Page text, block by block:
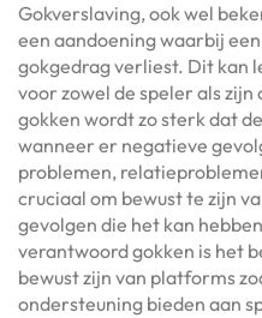
Gokverslaving, ook wel
een aandoening waarbij
gokgedrag verliest. Dit kan
voor zowel de speler als
gokken wordt zo sterk dat
wanneer er negatieve
problemen,
cruciaal om bewust te zijn
gevolgen die het kan
verantwoord gokken is het
bewust zijn van platforms
ondersteuning bieden aan